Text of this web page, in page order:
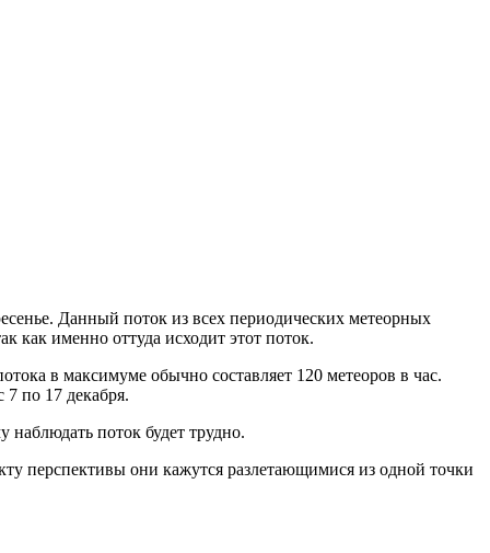
Данный поток из всех периодических метеорных
как именно оттуда исходит этот поток.
в максимуме обычно составляет 120 метеоров в час.
7 по 17 декабря.
поток будет трудно.
перспективы они кажутся разлетающимися из одной точки